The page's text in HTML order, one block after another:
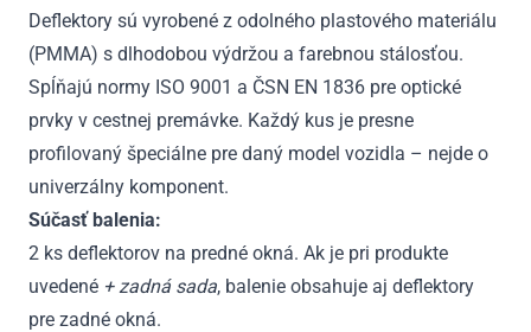
Deflektory sú vyrobené z odolného plastového materiálu
(PMMA) s dlhodobou výdržou a farebnou stálosťou.
Spĺňajú normy ISO 9001 a ČSN EN 1836 pre optické
prvky v cestnej premávke. Každý kus je presne
profilovaný špeciálne pre daný model vozidla – nejde o
univerzálny komponent.
Súčasť balenia:
2 ks deflektorov na predné okná. Ak je pri produkte
uvedené + zadná sada, balenie obsahuje aj deflektory
pre zadné okná.